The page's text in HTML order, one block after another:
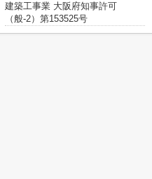
建築工事業 大阪府知事許可
（般-2）第153525号